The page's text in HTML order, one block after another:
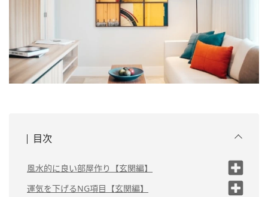
目次
風水的に良い部屋作り【玄関編】
（1）玄関マットを敷く
運気を下げるNG項目【玄関編】